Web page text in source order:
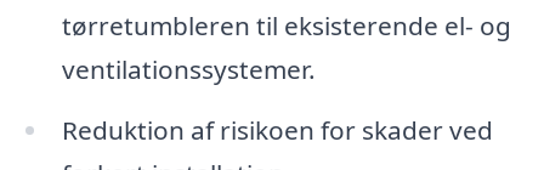
tørretumbleren til eksisterende el- og
ventilationssystemer.
Reduktion af risikoen for skader ved